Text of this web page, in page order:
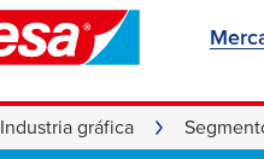
Industria gráfica